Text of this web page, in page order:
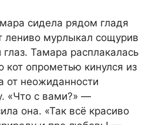
сидела рядом гладя
лениво мурлыкал сощурив
Тамара расплакалась
кот опрометью кинулся из
от неожиданности
«Что с вами?» —
она. «Так всё красиво